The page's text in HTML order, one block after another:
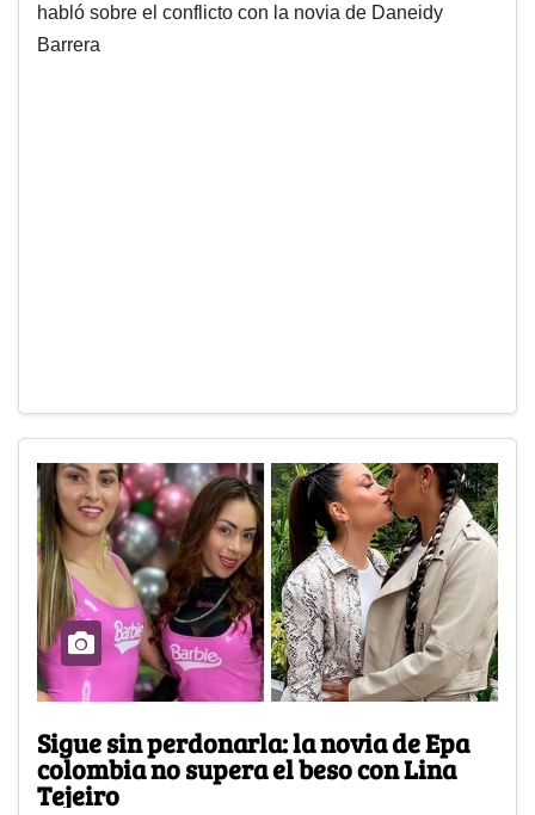
habló sobre el conflicto con la novia de Daneidy
Barrera
Sigue sin perdonarla: la novia de Epa
colombia no supera el beso con Lina
Tejeiro